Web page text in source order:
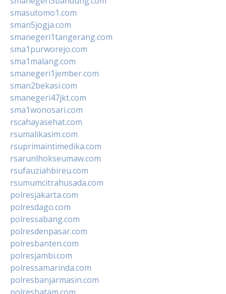
smasutomo1.com
sman5jogja.com
smanegeri1tangerang.com
sma1purworejo.com
sma1malang.com
smanegeri1jember.com
sman2bekasi.com
smanegeri47jkt.com
sma1wonosari.com
rscahayasehat.com
rsumalikasim.com
rsuprimaintimedika.com
rsarunlhokseumaw.com
rsufauziahbireu.com
rsumumcitrahusada.com
polresjakarta.com
polresdago.com
polressabang.com
polresdenpasar.com
polresbanten.com
polresjambi.com
polressamarinda.com
polresbanjarmasin.com
polresbatam.com